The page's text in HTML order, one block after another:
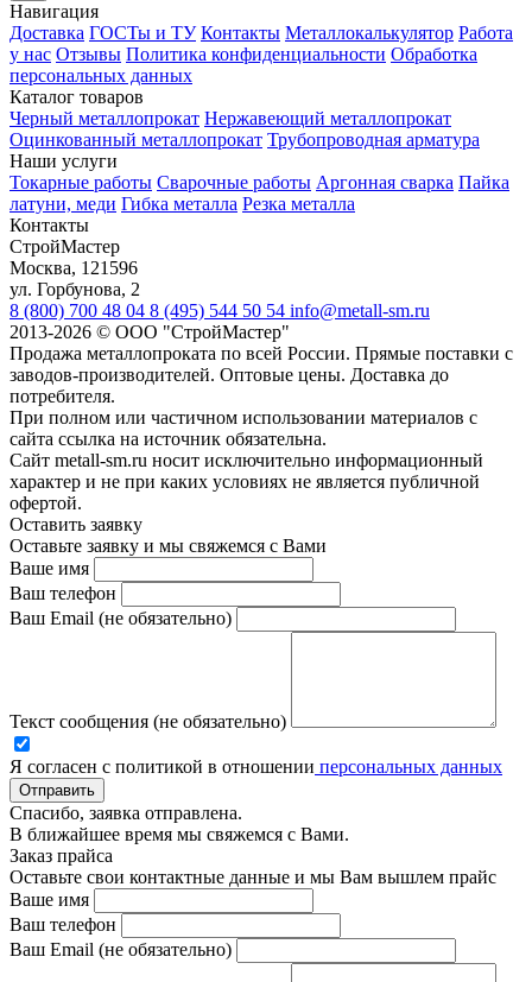
Навигация
Доставка ГОСТы и ТУ Контакты Металлокалькулятор Работа
у нас Отзывы Политика конфиденциальности Обработка
персональных данных
Каталог товаров
Черный металлопрокат Нержавеющий металлопрокат
Оцинкованный металлопрокат Трубопроводная арматура
Наши услуги
Токарные работы Сварочные работы Аргонная сварка Пайка
латуни, меди Гибка металла Резка металла
Контакты
СтройМастер
Москва, 121596
ул. Горбунова, 2
8 (800) 700 48 04 8 (495) 544 50 54 info@metall-sm.ru
2013-2026 © ООО "СтройМастер"
Продажа металлопроката по всей России. Прямые поставки с
заводов-производителей. Оптовые цены. Доставка до
потребителя.
При полном или частичном использовании материалов с
сайта ссылка на источник обязательна.
Сайт metall-sm.ru носит исключительно информационный
характер и не при каких условиях не является публичной
офертой.
Оставить заявку
Оставьте заявку и мы свяжемся с Вами
Ваше имя
Ваш телефон
Ваш Email (не обязательно)
Текст сообщения (не обязательно)
Я согласен с политикой в отношении персональных данных
Отправить
Спасибо, заявка отправлена.
В ближайшее время мы свяжемся с Вами.
Заказ прайса
Оставьте свои контактные данные и мы Вам вышлем прайс
Ваше имя
Ваш телефон
Ваш Email (не обязательно)